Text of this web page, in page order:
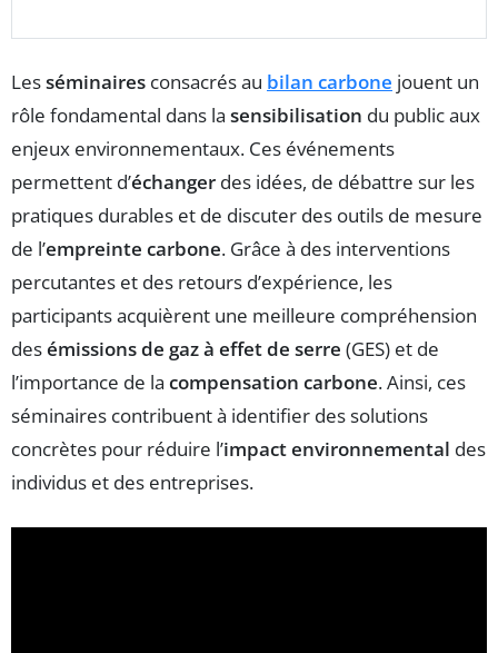
Lesséminaires consacrés au bilan carbone jouent un
rôle fondamental dans la sensibilisation du public aux
enjeux environnementaux. Ces événements
permettent d’échanger des idées, de débattre sur les
pratiques durables et de discuter des outils de mesure
de l’empreinte carbone. Grâce à des interventions
percutantes et des retours d’expérience, les
participants acquièrent une meilleure compréhension
desémissions de gaz à effet de serre (GES) et de
l’importance de la compensation carbone. Ainsi, ces
séminaires contribuent à identifier des solutions
concrètes pour réduire l’impact environnemental des
individus et des entreprises.